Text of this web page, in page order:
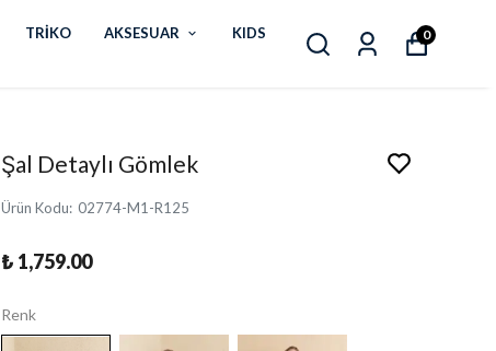
TRİKO AKSESUAR KIDS 0
Şal Detaylı Gömlek
Ürün Kodu: 02774-M1-R125
₺ 1,759.00
Renk